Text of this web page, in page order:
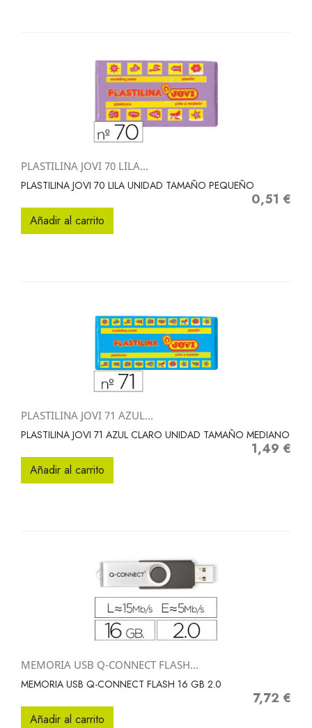
PLASTILINA JOVI 70 LILA...
PLASTILINA JOVI 70 LILA UNIDAD TAMAÑO PEQUEÑO
Precio
0,51 €
Añadir al carrito
PLASTILINA JOVI 71 AZUL...
PLASTILINA JOVI 71 AZUL CLARO UNIDAD TAMAÑO MEDIANO
Precio
1,49 €
Añadir al carrito
MEMORIA USB Q-CONNECT FLASH...
MEMORIA USB Q-CONNECT FLASH 16 GB 2.0
Precio
7,72 €
Añadir al carrito